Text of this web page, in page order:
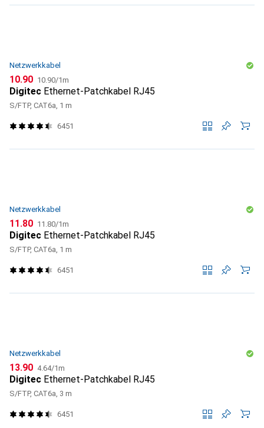
Netzwerkkabel
CHF
10.90 CHF
10.90/1m
Digitec Ethernet-Patchkabel RJ45
S/FTP, CAT6a, 1 m
6451
Netzwerkkabel
CHF
11.80 CHF
11.80/1m
Digitec Ethernet-Patchkabel RJ45
S/FTP, CAT6a, 1 m
6451
Netzwerkkabel
CHF
13.90 CHF
4.64/1m
Digitec Ethernet-Patchkabel RJ45
S/FTP, CAT6a, 3 m
6451